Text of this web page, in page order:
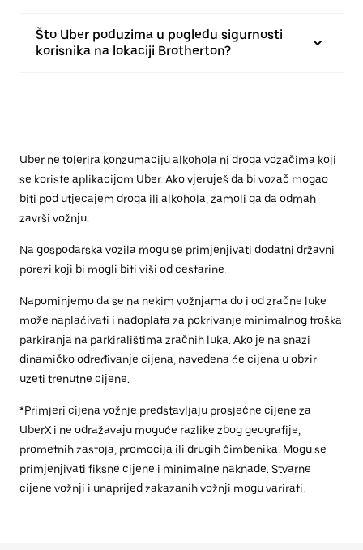
Što Uber poduzima u pogledu sigurnosti
korisnika na lokaciji Brotherton?
Uber ne tolerira konzumaciju alkohola ni droga vozačima koji
se koriste aplikacijom Uber. Ako vjeruješ da bi vozač mogao
biti pod utjecajem droga ili alkohola, zamoli ga da odmah
završi vožnju.
Na gospodarska vozila mogu se primjenjivati dodatni državni
porezi koji bi mogli biti viši od cestarine.
Napominjemo da se na nekim vožnjama do i od zračne luke
može naplaćivati i nadoplata za pokrivanje minimalnog troška
parkiranja na parkiralištima zračnih luka. Ako je na snazi
dinamičko određivanje cijena, navedena će cijena u obzir
uzeti trenutne cijene.
*Primjeri cijena vožnje predstavljaju prosječne cijene za
UberX i ne odražavaju moguće razlike zbog geografije,
prometnih zastoja, promocija ili drugih čimbenika. Mogu se
primjenjivati fiksne cijene i minimalne naknade. Stvarne
cijene vožnji i unaprijed zakazanih vožnji mogu varirati.